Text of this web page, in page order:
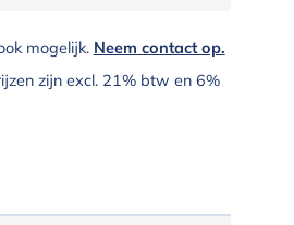
mogelijk. Neem contact op.
zijn excl. 21% btw en 6%